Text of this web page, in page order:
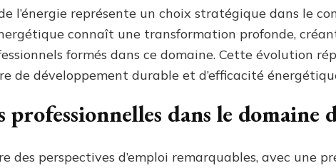
l’énergie représente un choix stratégique dans le
connaît une transformation profonde,
formés dans ce domaine. Cette évolution
de développement durable et d’efficacité
dans le domaine
des perspectives d’emploi remarquables, avec une